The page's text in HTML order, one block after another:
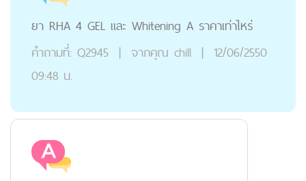
ยา RHA 4 GEL และ Whitening A ราคาเท่าไหร่
คำถามที่: Q2945 | จากคุณ chill | 12/06/2550
09:48 น.